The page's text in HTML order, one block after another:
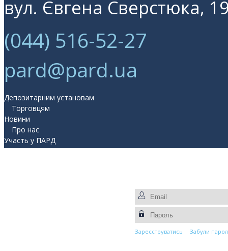
вул. Євгена Сверстюка,
(044) 516-52-27
pard@pard.ua
Депозитарним установам
Торговцям
Новини
Про нас
Участь у ПАРД
Прес-центр
Зареєструватись Забули